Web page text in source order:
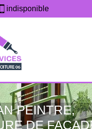
indisponible
PEINTRE,
DE